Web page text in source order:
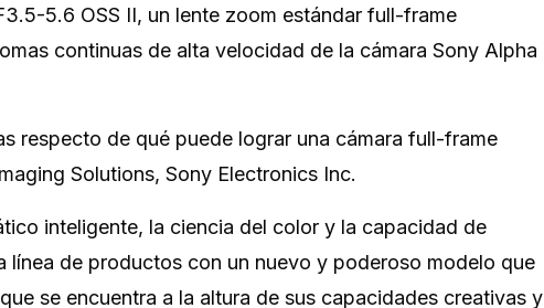
5.6 OSS II, un lente zoom estándar full-frame
continuas de alta velocidad de la cámara Sony Alpha
respecto de qué puede lograr una cámara full-frame
Solutions, Sony Electronics Inc.
inteligente, la ciencia del color y la capacidad de
línea de productos con un nuevo y poderoso modelo que
se encuentra a la altura de sus capacidades creativas y